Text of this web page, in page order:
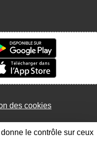
des cookies
le contrôle sur ceux